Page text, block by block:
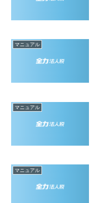
マニュアル
マニュアル
マニュアル